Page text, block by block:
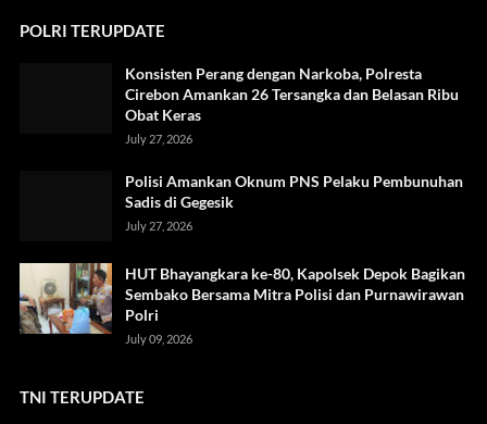
POLRI TERUPDATE
Konsisten Perang dengan Narkoba, Polresta
Cirebon Amankan 26 Tersangka dan Belasan Ribu
Obat Keras
July 27, 2026
Polisi Amankan Oknum PNS Pelaku Pembunuhan
Sadis di Gegesik
July 27, 2026
HUT Bhayangkara ke-80, Kapolsek Depok Bagikan
Sembako Bersama Mitra Polisi dan Purnawirawan
Polri
July 09, 2026
TNI TERUPDATE